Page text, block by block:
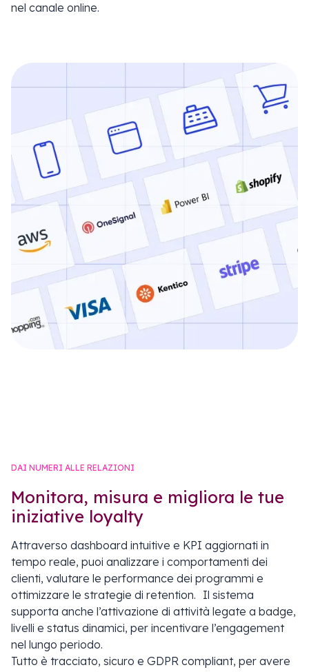
nel canale online.
DAI NUMERI ALLE RELAZIONI
Monitora, misura e migliora le tue
iniziative loyalty
Attraverso dashboard intuitive e KPI aggiornati in
tempo reale, puoi analizzare i comportamenti dei
clienti, valutare le performance dei programmi e
ottimizzare le strategie di retention. Il sistema
supporta anche l’attivazione di attività legate a badge,
livelli e status dinamici, per incentivare l’engagement
nel lungo periodo.
Tutto è tracciato, sicuro e GDPR compliant, per avere